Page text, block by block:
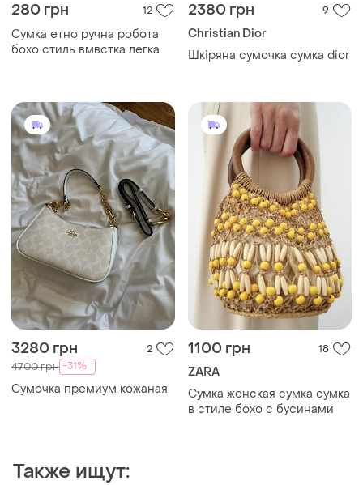
280 грн 12
Сумка етно ручна робота
бохо стиль вмвстка легка
2380 грн 9
Christian Dior
Шкіряна сумочка сумка dior
3280 грн 2
4700 грн -31%
Сумочка премиум кожаная
1100 грн 18
ZARA
Сумка женская сумка сумка
в стиле бохо с бусинами
Также ищут: